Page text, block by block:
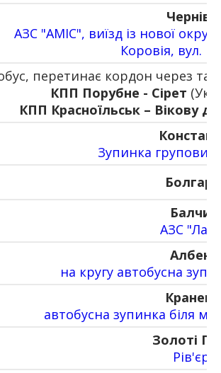
АЗС "AMIC", виїзд із нової
Коровія, вул.
перетинає кордон через
КПП Порубне - Сірет
КПП Красноїльськ – Вікову
Зупинка групових
Балчик
АЗС
Албена
на кругу автобусна
Кранево
автобусна зупинка біля
Золоті
Рів'єра